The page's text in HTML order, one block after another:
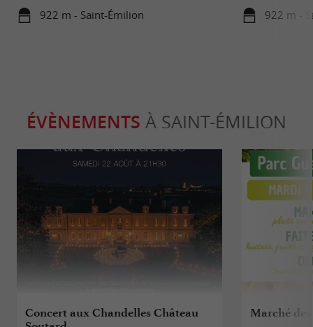
922 m - Saint-Émilion 922 m -
ÉVÈNEMENTS À SAINT-ÉMILION
Concert aux Chandelles Château
Marché